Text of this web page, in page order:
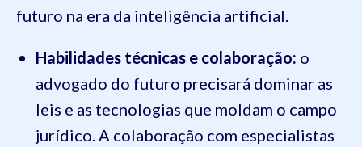
futuro na era da inteligência artificial.
Habilidades técnicas e colaboração: o
advogado do futuro precisará dominar as
leis e as tecnologias que moldam o campo
jurídico. A colaboração com especialistas